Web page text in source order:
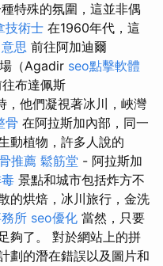
特殊的氛圍，這並非偶
技術士 在1960年代，這
思 前往阿加迪爾
（Agadir seo點擊軟體
布達佩斯
，他們凝視著冰川，峽灣
骨 在阿拉斯加內部，同一
動植物，許多人說的
推薦 鬆筋堂 - 阿拉斯加
景點和城市包括炸方不
的烘焙，冰川旅行，金洗
所 seo優化 當然，只要
夠了。 對於網站上的拼
劃的潛在錯誤以及圖片和